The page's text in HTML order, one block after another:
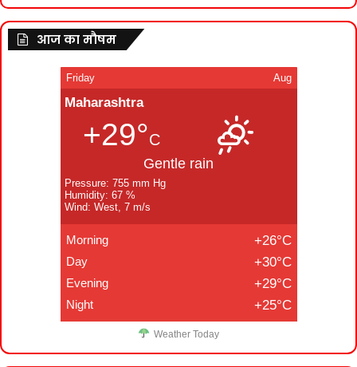
आज का मौषम
Friday Aug
Maharashtra
+29°C
Gentle rain
Pressure: 755 mm Hg
Humidity: 67 %
Wind: West, 7 m/s
Morning +26°C
Day +30°C
Evening +29°C
Night +25°C
Weather Today